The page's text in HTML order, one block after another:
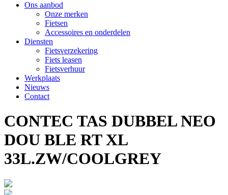
Ons aanbod
Onze merken
Fietsen
Accessoires en onderdelen
Diensten
Fietsverzekering
Fiets leasen
Fietsverhuur
Werkplaats
Nieuws
Contact
CONTEC TAS DUBBEL NEO
DOU BLE RT XL
33L.ZW/COOLGREY